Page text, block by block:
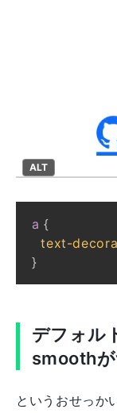
ALT
a {
text-
}
デフォル
smoothが
というおせっか